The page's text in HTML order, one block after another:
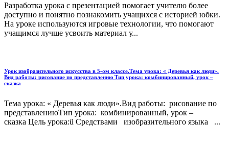
Разработка урока с презентацией помогает учителю более
доступно и понятно познакомить учащихся с историей юбки.
На уроке используются игровые технологии, что помогают
учащимся лучше усвоить материал у...
Урок изобразительного искусства в 5-ом классе.Тема урока: « Деревья как люди».
Вид работы: рисование по представлению Тип урока: комбинированный, урок –
сказка
Тема урока: « Деревья как люди».Вид работы: рисование по
представлениюТип урока: комбинированный, урок –
сказка Цель урока:ü Средствами изобразительного языка ...